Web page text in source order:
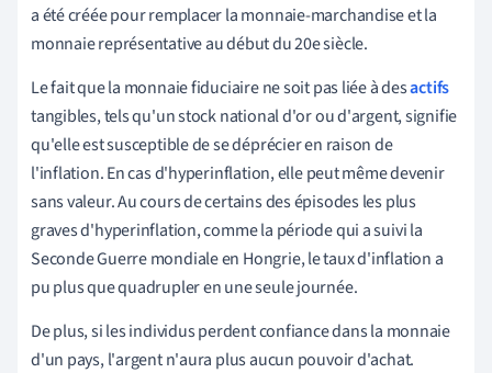
a été créée pour remplacer la monnaie-marchandise et la
monnaie représentative au début du 20e siècle.
Le fait que la monnaie fiduciaire ne soit pas liée à desactifs
tangibles, tels qu'un stock national d'or ou d'argent, signifie
qu'elle est susceptible de se déprécier en raison de
l'inflation. En cas d'hyperinflation, elle peut même devenir
sans valeur. Au cours de certains des épisodes les plus
graves d'hyperinflation, comme la période qui a suivi la
Seconde Guerre mondiale en Hongrie, le taux d'inflation a
pu plus que quadrupler en une seule journée.
De plus, si les individus perdent confiance dans la monnaie
d'un pays, l'argent n'aura plus aucun pouvoir d'achat.